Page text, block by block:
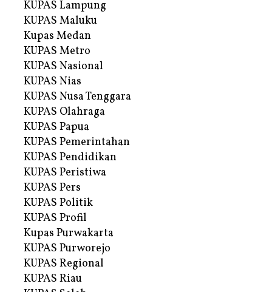
KUPAS Lampung
KUPAS Maluku
Kupas Medan
KUPAS Metro
KUPAS Nasional
KUPAS Nias
KUPAS Nusa Tenggara
KUPAS Olahraga
KUPAS Papua
KUPAS Pemerintahan
KUPAS Pendidikan
KUPAS Peristiwa
KUPAS Pers
KUPAS Politik
KUPAS Profil
Kupas Purwakarta
KUPAS Purworejo
KUPAS Regional
KUPAS Riau